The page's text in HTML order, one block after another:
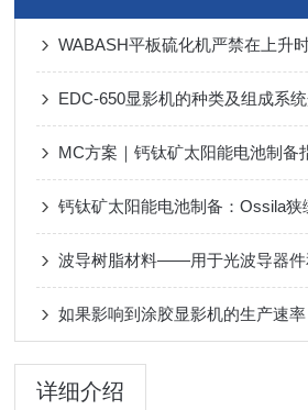
EDC-650显影机的种类及组成系
MC方案｜钙钛矿太阳能电池制备
钙钛矿太阳能电池制备：Ossila
详细介绍